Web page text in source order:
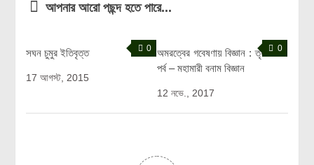
আপনার আরো পছন্দ হতে পারে...
0
সঘন চুমুর ইতিবৃত্ত
17 আগস্ট, 2015
0
অমরত্বের গবেষণায় বিজ্ঞান : তৃতীয়
পর্ব – মহামারী বনাম বিজ্ঞান
12 নভে., 2017